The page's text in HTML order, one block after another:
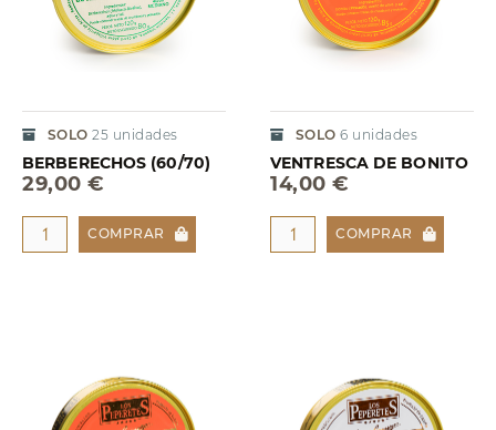
SOLO 25 unidades
BERBERECHOS (60/70)
29,00 €
COMPRAR
SOLO 6 unidades
VENTRESCA DE BONITO
14,00 €
COMPRAR